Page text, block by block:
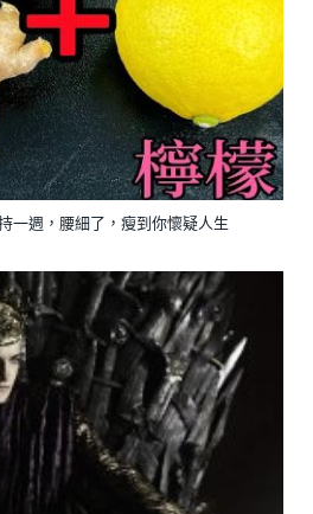
一週，腰細了，瘦到你懷疑人生